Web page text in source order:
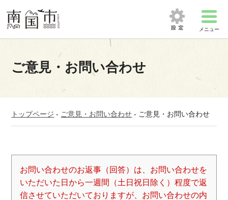
メニュー
ご意見・お問い合わせ
トップページ - ご意見・お問い合わせ - ご意見・お問い合わせ
お問い合わせのお返事（回答）は、お問い合わせを
いただいた日から一週間（土日祝日除く）程度で返
信させていただいておりますが、お問い合わせの内